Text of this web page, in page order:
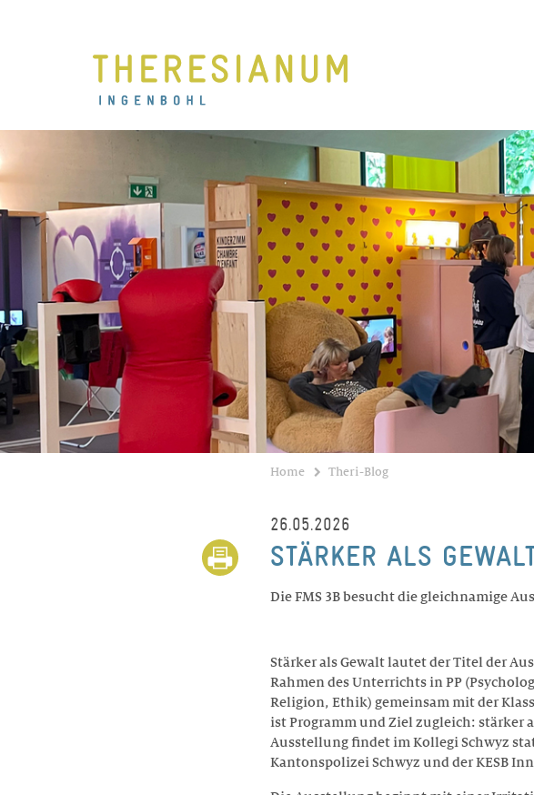
Home Theri-Blog
26.05.2026
STÄRKER ALS
Die FMS 3B besucht die gleichnamige
Stärker als Gewalt lautet der Titel der
Rahmen des Unterrichts in PP
Religion, Ethik) gemeinsam mit der
ist Programm und Ziel zugleich: stärker
Ausstellung findet im Kollegi Schwyz
Kantonspolizei Schwyz und der KESB